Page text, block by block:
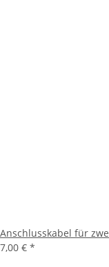
Anschlusskabel für
7,00 € *